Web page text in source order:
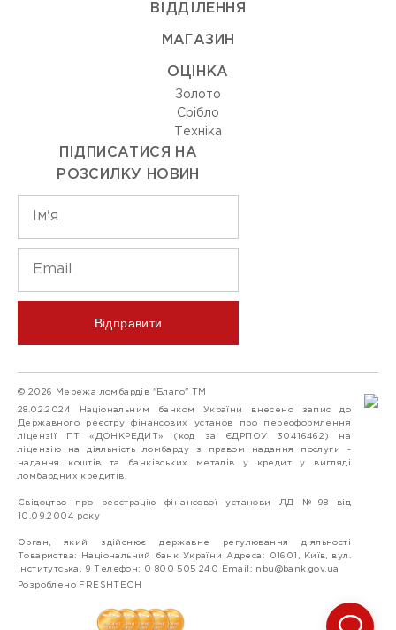
ВIДДIЛЕННЯ
МАГАЗИН
ОЦIНКА
Золото
Срiбло
Технiка
ПІДПИСАТИСЯ НА
РОЗСИЛКУ НОВИН
Відправити
© 2026 Мережа ломбардів "Благо" ТМ
28.02.2024 Національним банком України внесено запис до
Державного реєстру фінансових установ про переоформлення
ліцензії ПТ «ДОНКРЕДИТ» (код за ЄДРПОУ 30416462) на
ліцензію на діяльність ломбарду з правом надання послуги -
надання коштів та банківських металів у кредит у вигляді
ломбардних кредитів.
Свідоцтво про реєстрацію фінансової установи ЛД №98 від
10.09.2004 року
Орган, який здійснює державне регулювання діяльності
Товариства: Національний банк України Адреса: 01601, Київ, вул.
Інститутська, 9 Телефон: 0 800 505 240 Email: nbu@bank.gov.ua
Розроблено FRESHTECH